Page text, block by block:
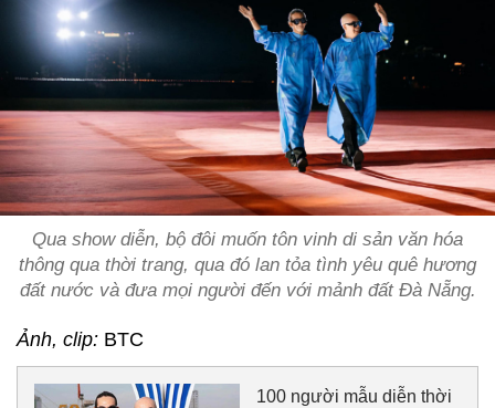
Qua show diễn, bộ đôi muốn tôn vinh di sản văn hóa
thông qua thời trang, qua đó lan tỏa tình yêu quê hương
đất nước và đưa mọi người đến với mảnh đất Đà Nẵng.
Ảnh, clip: BTC
100 người mẫu diễn thời